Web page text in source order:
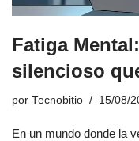
Fatiga
silencioso
por Tecnobitio 15/08/
En un mundo donde la